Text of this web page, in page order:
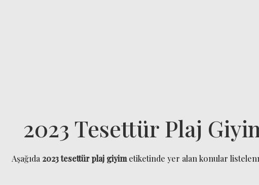
2023 Tesettür Plaj
Aşağıda 2023 tesettür plaj giyimetiketinde yer alan konular